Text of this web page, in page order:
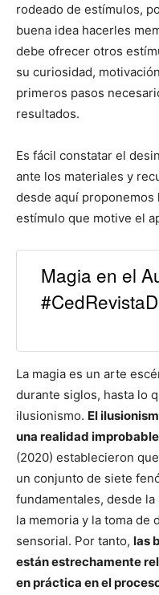
rodeado de estímulos,
buena idea hacerles
debe ofrecer otros
su curiosidad,
primeros pasos
resultados.
Es fácil constatar el
ante los materiales y
desde aquí proponemos
estímulo que motive el
Magia en el
La magia es un arte
durante siglos, hasta lo
ilusionismo. El
una realidad improbable
(2020) establecieron
un conjunto de siete
fundamentales, desde
la memoria y la toma de
sensorial. Por tanto, las
están estrechamente
en práctica en el